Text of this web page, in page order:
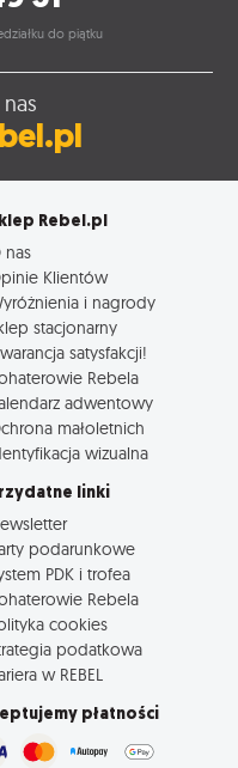
do piątku
Rebel.pl
nas
Klientów
i nagrody
stacjonarny
satysfakcji!
Rebela
adwentowy
małoletnich
wizualna
linki
podarunkowe
PDK i trofea
Rebela
cookies
podatkowa
w REBEL
płatności